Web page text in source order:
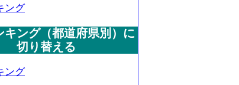
ング
キング（都道府県別）に
切り替える
ング